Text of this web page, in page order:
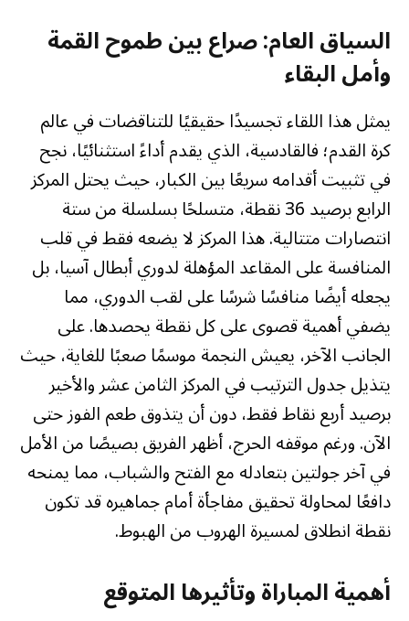
السياق العام: صراع بين طموح القمة
وأمل البقاء
يمثل هذا اللقاء تجسيدًا حقيقيًا للتناقضات في عالم
كرة القدم؛ فالقادسية، الذي يقدم أداءً استثنائيًا، نجح
في تثبيت أقدامه سريعًا بين الكبار، حيث يحتل المركز
الرابع برصيد 36 نقطة، متسلحًا بسلسلة من ستة
انتصارات متتالية. هذا المركز لا يضعه فقط في قلب
المنافسة على المقاعد المؤهلة لدوري أبطال آسيا، بل
يجعله أيضًا منافسًا شرسًا على لقب الدوري، مما
يضفي أهمية قصوى على كل نقطة يحصدها. على
الجانب الآخر، يعيش النجمة موسمًا صعبًا للغاية، حيث
يتذيل جدول الترتيب في المركز الثامن عشر والأخير
برصيد أربع نقاط فقط، دون أن يتذوق طعم الفوز حتى
الآن. ورغم موقفه الحرج، أظهر الفريق بصيصًا من الأمل
في آخر جولتين بتعادله مع الفتح والشباب، مما يمنحه
دافعًا لمحاولة تحقيق مفاجأة أمام جماهيره قد تكون
نقطة انطلاق لمسيرة الهروب من الهبوط.
أهمية المباراة وتأثيرها المتوقع